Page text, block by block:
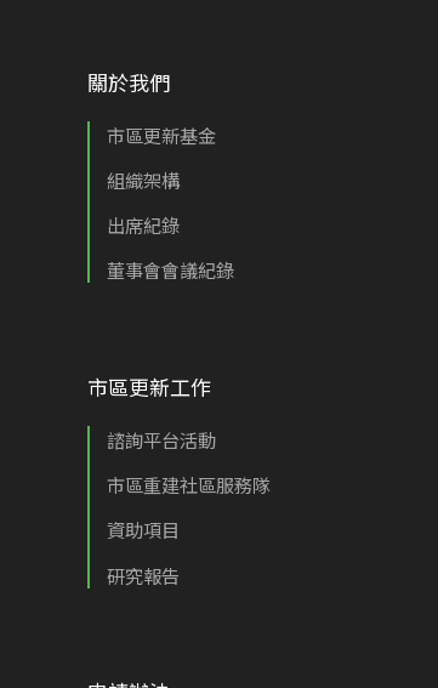
關於我們
市區更新基金
組織架構
出席紀錄
董事會會議紀錄
市區更新工作
諮詢平台活動
市區重建社區服務隊
資助項目
研究報告